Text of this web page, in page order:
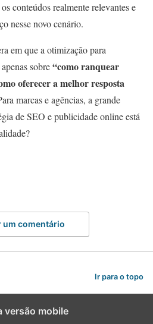
conteúdos realmente relevantes e
nesse novo cenário.
em que a otimização para
sobre“como ranquear
oferecer a melhor resposta
marcas e agências, a grande
de SEO e publicidade online está
um comentário
Ir para o topo
versão mobile